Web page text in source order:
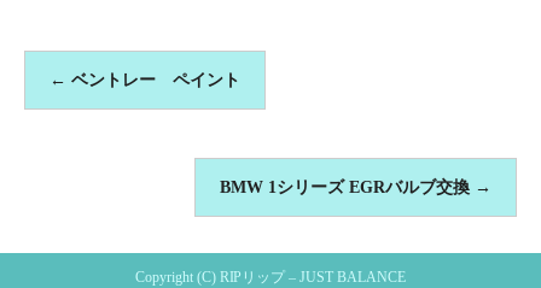
← ベントレー ペイント
BMW 1シリーズ EGRバルブ交換 →
Copyright (C) RIPリップ – JUST BALANCE